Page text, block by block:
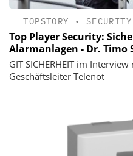
TOPSTORY • SECURITY
Top Player Security:
Alarmanlagen - Dr. Timo
GIT SICHERHEIT im
Geschäftsleiter Telenot